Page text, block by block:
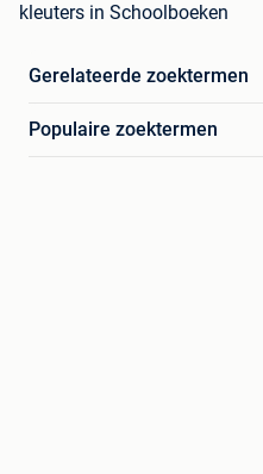
kleuters in Schoolboeken
Gerelateerde zoektermen
Populaire zoektermen